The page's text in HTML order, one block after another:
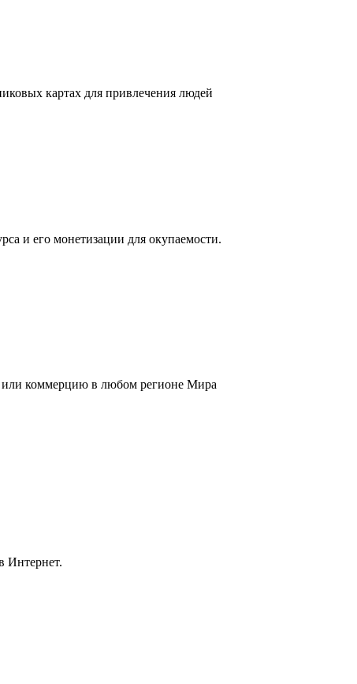
картах для привлечения людей
и его монетизации для окупаемости.
или коммерцию в любом регионе Мира
Интернет.